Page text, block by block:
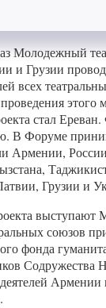
Молодежный
и Грузии
всех
этого
стал
В Форуме
Армении,
Грузии и
выступают
союзов
фонда
Содружества